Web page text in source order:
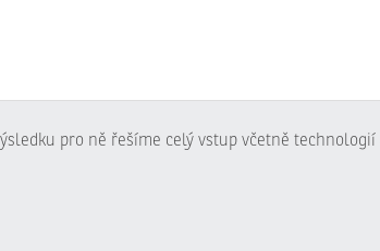
pro ně řešíme celý vstup včetně